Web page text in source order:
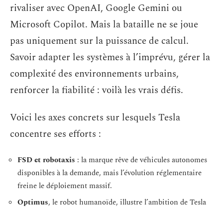
rivaliser avec OpenAI, Google Gemini ou
Microsoft Copilot. Mais la bataille ne se joue
pas uniquement sur la puissance de calcul.
Savoir adapter les systèmes à l’imprévu, gérer la
complexité des environnements urbains,
renforcer la fiabilité : voilà les vrais défis.
Voici les axes concrets sur lesquels Tesla
concentre ses efforts :
FSD et robotaxis : la marque rêve de véhicules autonomes
disponibles à la demande, mais l’évolution réglementaire
freine le déploiement massif.
Optimus, le robot humanoïde, illustre l’ambition de Tesla